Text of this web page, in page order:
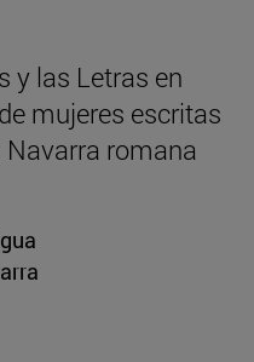
y las Letras en
mujeres escritas
Navarra romana